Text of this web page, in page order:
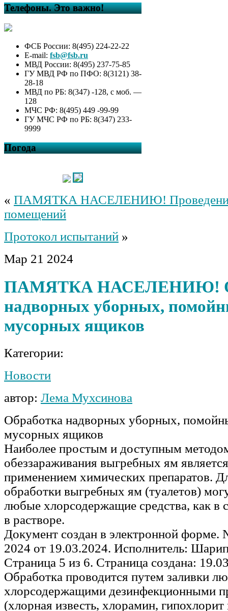
Телефоны. Это важно!
ФСБ России: 8(495) 224-22-22
E-mail: fsb@fsb.ru
МВД России: 8(495) 237-75-85
ГУ МВД РФ по ПФО: 8(3121) 38-
28-18
МВД по РБ: 8(347) -128, с моб. —
128
МЧС РФ: 8(495) 449 -99-99
ГУ МЧС РФ по РБ: 8(347) 233-
9999
Погода
« ПАМЯТКА НАСЕЛЕНИЮ! Проведение
помещений
Протокол испытаний »
Мар 21 2024
ПАМЯТКА НАСЕЛЕНИЮ!
надворных уборных,
мусорных ящиков
Категории:
Новости
автор: Лема Мухсинова
Обработка надворных уборных,
мусорных ящиков
Наиболее простым и доступным
обеззараживания выгребных ям
применением химических препаратов.
обработки выгребных ям (туалетов)
любые хлорсодержащие средства, как в
в растворе.
Документ создан в электронной
2024 от 19.03.2024. Исполнитель:
Страница 5 из 6. Страница создана:
Обработка проводится путем заливки
хлорсодержащими дезинфекционными
(хлорная известь, хлорамин, гипохлорит